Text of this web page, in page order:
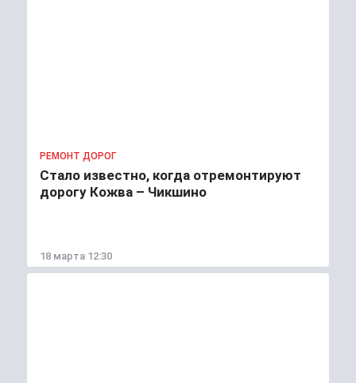
РЕМОНТ ДОРОГ
Стало известно, когда отремонтируют
дорогу Кожва – Чикшино
18 марта 12:30